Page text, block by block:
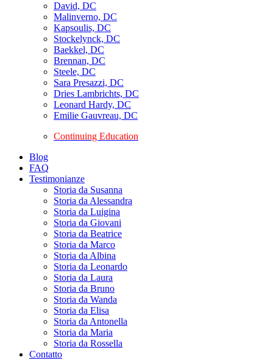
David, DC
Malinverno, DC
Kapsoulis, DC
Stockelynck, DC
Baekkel, DC
Brennan, DC
Steele, DC
Sara Presazzi, DC
Dries Lambrichts, DC
Leonard Hardy, DC
Emilie Gauvreau, DC
Continuing Education
Blog
FAQ
Testimonianze
Storia da Susanna
Storia da Alessandra
Storia da Luigina
Storia da Giovani
Storia da Beatrice
Storia da Marco
Storia da Albina
Storia da Leonardo
Storia da Laura
Storia da Bruno
Storia da Wanda
Storia da Elisa
Storia da Antonella
Storia da Maria
Storia da Rossella
Contatto